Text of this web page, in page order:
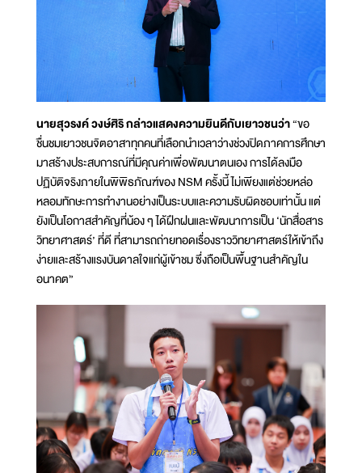
นายสุวรงค์ วงษ์ศิริ กล่าวแสดงความยินดีกับเยาวชนว่า“ขอ
ชื่นชมเยาวชนจิตอาสาทุกคนที่เลือกนำเวลาว่างช่วงปิดภาคการศึกษา
มาสร้างประสบการณ์ที่มีคุณค่าเพื่อพัฒนาตนเอง การได้ลงมือ
ปฏิบัติจริงภายในพิพิธภัณฑ์ของ NSM ครั้งนี้ ไม่เพียงแต่ช่วยหล่อ
หลอมทักษะการทำงานอย่างเป็นระบบและความรับผิดชอบเท่านั้น แต่
ยังเป็นโอกาสสำคัญที่น้อง ๆ ได้ฝึกฝนและพัฒนาการเป็น ‘นักสื่อสาร
วิทยาศาสตร์’ ที่ดี ที่สามารถถ่ายทอดเรื่องราววิทยาศาสตร์ให้เข้าถึง
ง่ายและสร้างแรงบันดาลใจแก่ผู้เข้าชม ซึ่งถือเป็นพื้นฐานสำคัญใน
อนาคต”